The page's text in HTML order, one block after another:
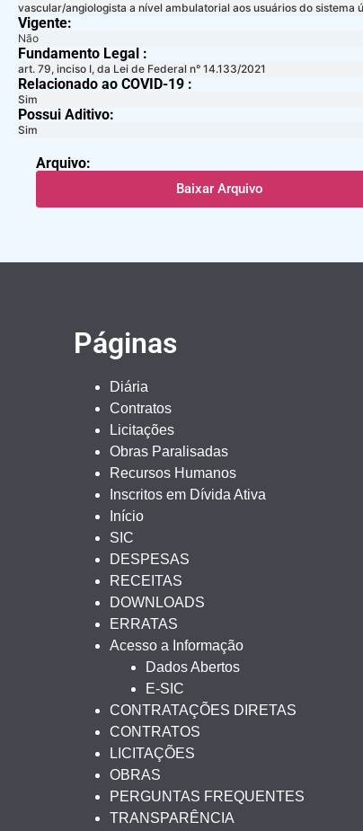
vascular/angiologista a nível ambulatorial aos usuários do sistema
Vigente:
Não
Fundamento Legal :​
art. 79, inciso I, da Lei de Federal n° 14.133/2021
Relacionado ao COVID-19 :​
Sim
Possui Aditivo:​
Sim
Arquivo:
Baixar Arquivo
Páginas
Diária
Contratos
Licitações
Obras Paralisadas
Recursos Humanos
Inscritos em Dívida Ativa
Início
SIC
DESPESAS
RECEITAS
DOWNLOADS
ERRATAS
Acesso a Informação
Dados Abertos
E-SIC
CONTRATAÇÕES DIRETAS
CONTRATOS
LICITAÇÕES
OBRAS
PERGUNTAS FREQUENTES
TRANSPARÊNCIA